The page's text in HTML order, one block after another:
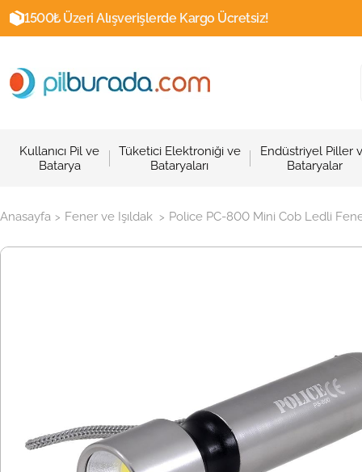
1500₺ Üzeri Alışverişlerde Kargo Ücretsiz!
Kullanıcı Pil ve
Batarya
Tüketici Elektroniği ve
Bataryaları
Endüstriyel Piller
Bataryalar
Anasayfa > Fener ve Işıldak > Police PC-800 Mini Cob Ledli